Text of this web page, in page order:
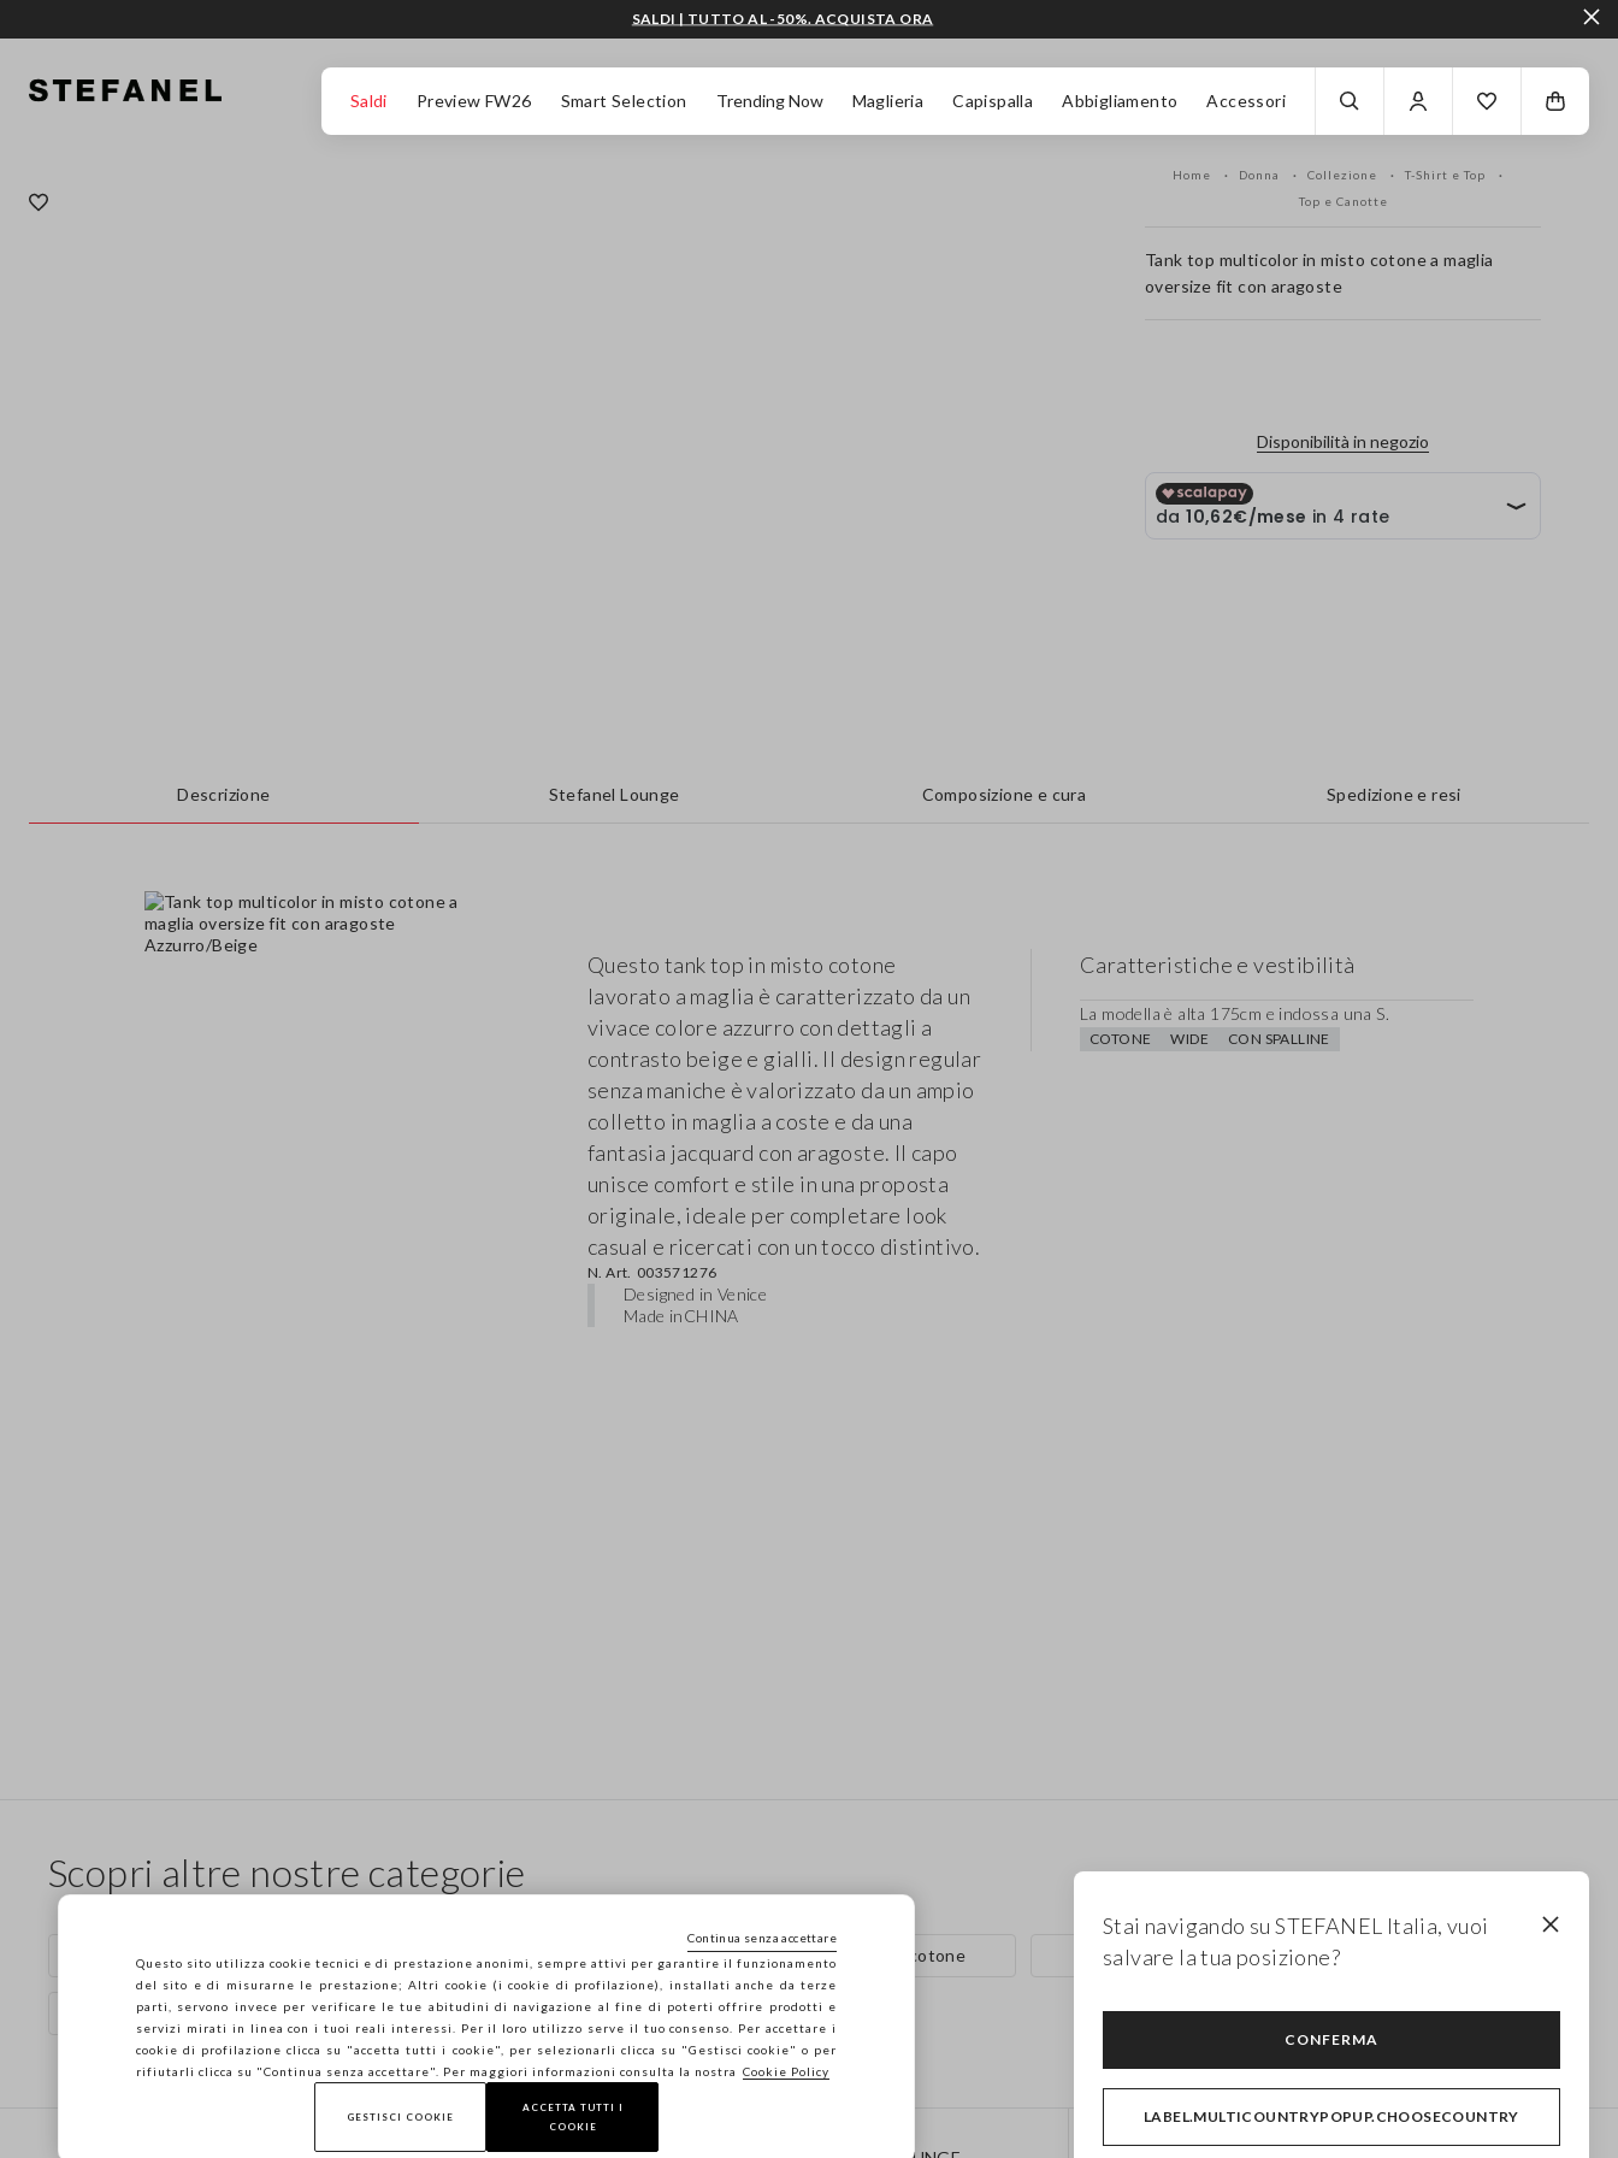
Saldi Preview FW26 Smart Selection Trending Now Maglieria Capispalla Abbigliamento Accessori
SALDI | TUTTO AL -50%. ACQUISTA ORA
Home Donna Collezione
T-Shirt e Top
Top e Canotte
Tank top multicolor in misto cotone a maglia
oversize fit con aragoste
Disponibilità in negozio
Descrizione Stefanel Lounge Composizione e cura Spedizione e resi
Questo tank top in misto cotone
lavorato a maglia è caratterizzato da un
vivace colore azzurro con dettagli a
contrasto beige e gialli. Il design regular
senza maniche è valorizzato da un ampio
colletto in maglia a coste e da una
fantasia jacquard con aragoste. Il capo
unisce comfort e stile in una proposta
originale, ideale per completare look
casual e ricercati con un tocco distintivo.
N. Art. 003571276
Designed in Venice
Made inCHINA
Caratteristiche e vestibilità
La modella è alta 175cm e indossa una S.
COTONE WIDE CON SPALLINE
Scopri altre nostre categorie
Maglie di cotone Top in maglia Vestiti in cotone Pantaloni in cotone Maglioni rosa da donna
Maglie in lino
Stai navigando su STEFANEL Italia, vuoi
salvare la tua posizione?
CONFERMA
LABEL.MULTICOUNTRYPOPUP.CHOOSECOUNTRY
Questo sito utilizza cookie tecnici e di prestazione anonimi, sempre attivi per garantire il funzionamento
del sito e di misurarne le prestazione; Altri cookie (i cookie di profilazione), installati anche da terze
parti, servono invece per verificare le tue abitudini di navigazione al fine di poterti offrire prodotti e
servizi mirati in linea con i tuoi reali interessi. Per il loro utilizzo serve il tuo consenso. Per accettare i
cookie di profilazione clicca su "accetta tutti i cookie", per selezionarli clicca su "Gestisci cookie" o per
rifiutarli clicca su "Continua senza accettare". Per maggiori informazioni consulta la nostra Cookie Policy
GESTISCI COOKIE
ACCETTA TUTTI I
COOKIE
Continua senza accettare